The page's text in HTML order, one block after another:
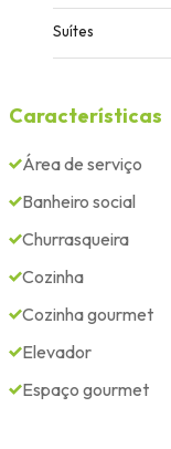
Suítes
Características
Área de serviço
Banheiro social
Churrasqueira
Cozinha
Cozinha gourmet
Elevador
Espaço gourmet